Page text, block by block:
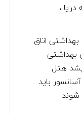
،
بهداشتی اتاق
بهداشتی
هتل
باید